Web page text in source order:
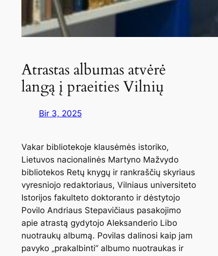
Atrastas albumas atvėrė
langą į praeities Vilnių
Bir 3, 2025
Vakar bibliotekoje klausėmės istoriko,
Lietuvos nacionalinės Martyno Mažvydo
bibliotekos Retų knygų ir rankraščių skyriaus
vyresniojo redaktoriaus, Vilniaus universiteto
Istorijos fakulteto doktoranto ir dėstytojo
Povilo Andriaus Stepavičiaus pasakojimo
apie atrastą gydytojo Aleksanderio Libo
nuotraukų albumą. Povilas dalinosi kaip jam
pavyko „prakalbinti” albumo nuotraukas ir